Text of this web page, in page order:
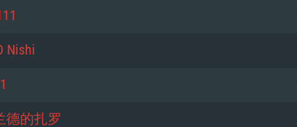
de banda larga.
720p com suporte Metal.
de banda larga.
de 6 meses); Resolução mínima
de banda larga.
Nishi
德的扎罗